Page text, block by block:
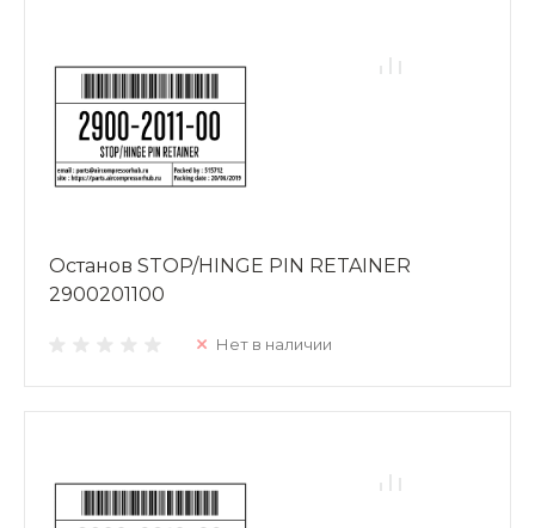
Останов STOP/HINGE PIN RETAINER
2900201100
Нет в наличии